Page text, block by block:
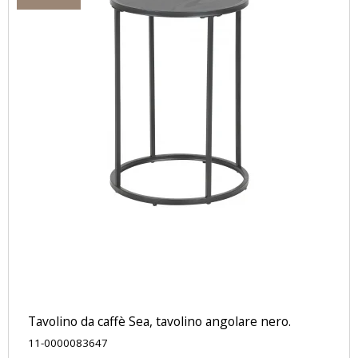
Tavolino da caffè Sea, tavolino angolare nero.
11-0000083647